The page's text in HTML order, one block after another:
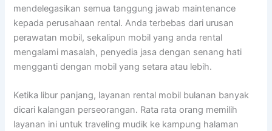
mendelegasikan semua tanggung jawab maintenance
kepada perusahaan rental. Anda terbebas dari urusan
perawatan mobil, sekalipun mobil yang anda rental
mengalami masalah, penyedia jasa dengan senang hati
mengganti dengan mobil yang setara atau lebih.
Ketika libur panjang, layanan rental mobil bulanan banyak
dicari kalangan perseorangan. Rata rata orang memilih
layanan ini untuk traveling mudik ke kampung halaman